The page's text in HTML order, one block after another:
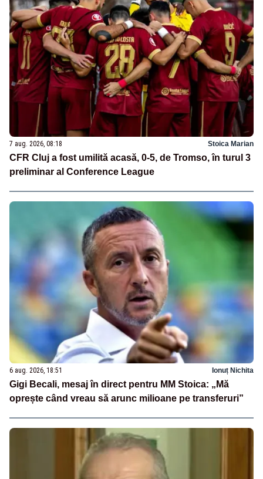
7 aug. 2026, 08:18 Stoica Marian
CFR Cluj a fost umilită acasă, 0-5, de Tromso, în turul 3
preliminar al Conference League
6 aug. 2026, 18:51 Ionuț Nichita
Gigi Becali, mesaj în direct pentru MM Stoica: „Mă
oprește când vreau să arunc milioane pe transferuri”